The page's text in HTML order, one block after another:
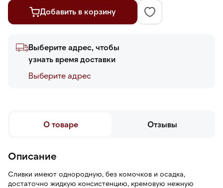
Добавить в корзину
Выберите адрес, чтобы
узнать время доставки
Выберите адреc
О товаре Отзывы
Описание
Сливки имеют однородную, без комочков и осадка,
достаточно жидкую консистенцию, кремовую нежную